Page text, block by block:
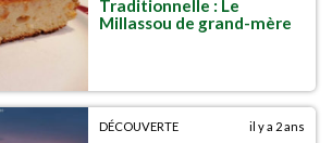
Traditionnelle : Le
Millassou de grand-mère
DÉCOUVERTE il y a 2 ans